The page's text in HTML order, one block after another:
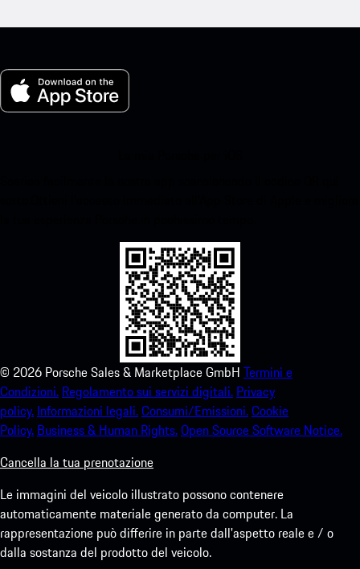
© 2026 Porsche Sales & Marketplace GmbH Termini e
Condizioni. Regolamento sui servizi digitali. Privacy
policy. Informazioni legali.Consumi/Emissioni.Cookie
Policy. Business & Human Rights.Open Source Software Notice.
Cancella la tua prenotazione
Le immagini del veicolo illustrato possono contenere
automaticamente materiale generato da computer. La
rappresentazione può differire in parte dall'aspetto reale e / o
dalla sostanza del prodotto del veicolo.